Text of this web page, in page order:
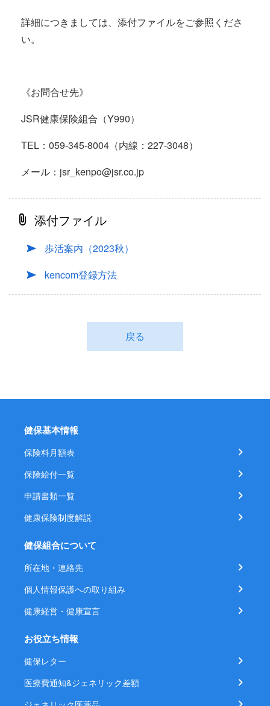
詳細につきましては、添付ファイルをご参照くださ
い。
《お問合せ先》
JSR健康保険組合（Y990）
TEL：059-345-8004（内線：227-3048）
メール：jsr_kenpo@jsr.co.jp
添付ファイル
歩活案内（2023秋）
kencom登録方法
戻る
健保基本情報
保険料月額表
保険給付一覧
申請書類一覧
健康保険制度解説
健保組合について
所在地・連絡先
個人情報保護への取り組み
健康経営・健康宣言
お役立ち情報
健保レター
医療費通知&ジェネリック差額